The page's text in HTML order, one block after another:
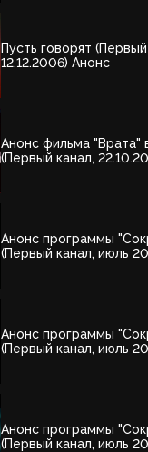
Пусть говорят (Первый
12.12.2006) Анонс
Анонс фильма "Врата"
(Первый канал,
Анонс программы
(Первый канал, июль
Анонс программы
(Первый канал, июль
Анонс программы
(Первый канал, июль